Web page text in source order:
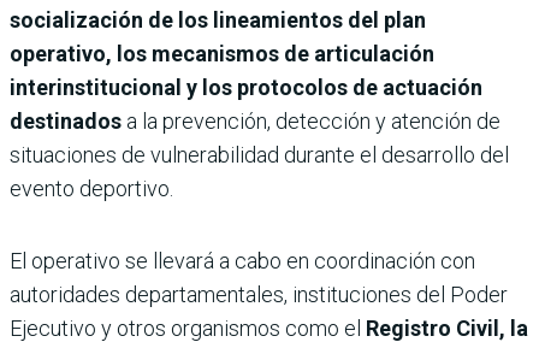
socialización de los lineamientos del plan
operativo, los mecanismos de articulación
interinstitucional y los protocolos de actuación
destinados a la prevención, detección y atención de
situaciones de vulnerabilidad durante el desarrollo del
evento deportivo.
El operativo se llevará a cabo en coordinación con
autoridades departamentales, instituciones del Poder
Ejecutivo y otros organismos como el Registro Civil, la